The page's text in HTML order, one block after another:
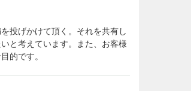
投げかけて頂く。それを共有し
と考えています。また、お客様
的です。